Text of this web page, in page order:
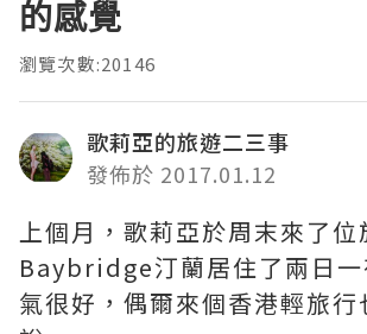
的感覺
瀏覽次數:20146
歌莉亞的旅遊二三事
發佈於 2017.01.12
上個月，歌莉亞於周末來了位
Baybridge汀蘭居住了兩日一
氣很好，偶爾來個香港輕旅行